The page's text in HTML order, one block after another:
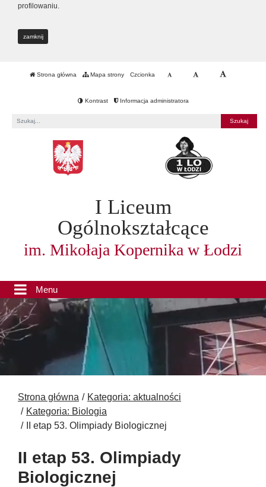
profilowaniu.
zamknij
Strona główna Mapa strony Czcionka
Kontrast Informacja administratora
I Liceum
Ogólnokształcące
im. Mikołaja Kopernika w Łodzi
Menu
Strona główna
Kategoria: aktualności
Kategoria: Biologia
II etap 53. Olimpiady Biologicznej
II etap 53. Olimpiady
Biologicznej